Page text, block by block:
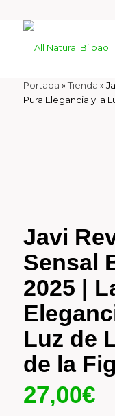
Portada »Tienda »
Pura Elegancia y la
Javi
Sensal
2025 |
Luz de
de la
27,00€